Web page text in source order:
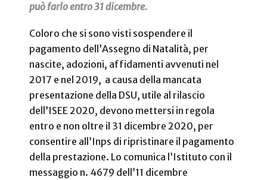
può farlo entro 31 dicembre.
Coloro che si sono visti sospendere il
pagamento dell’Assegno di Natalità, per
nascite, adozioni, affidamenti avvenuti nel
2017 e nel 2019, a causa della mancata
presentazione della DSU, utile al rilascio
dell’ISEE 2020, devono mettersi in regola
entro e non oltre il 31 dicembre 2020, per
consentire all’Inps di ripristinare il pagamento
della prestazione. Lo comunica l’Istituto con il
messaggio n. 4679 dell’11 dicembre